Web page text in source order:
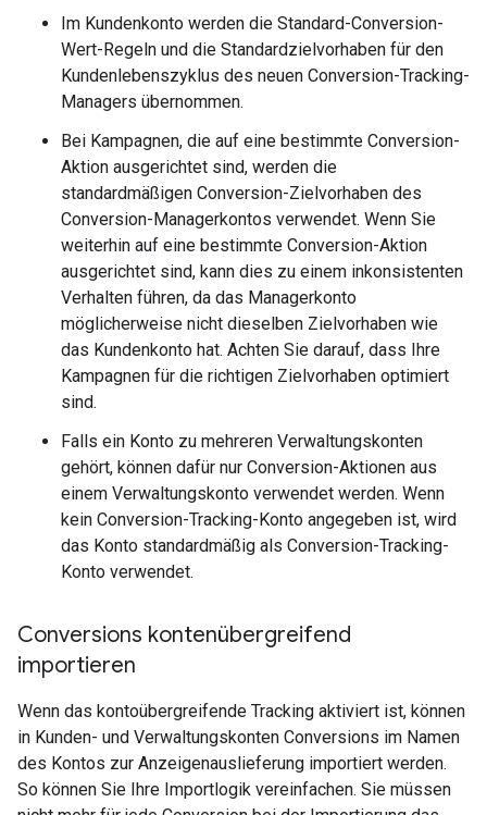
Im Kundenkonto werden die Standard-Conversion-
Wert-Regeln und die Standardzielvorhaben für den
Kundenlebenszyklus des neuen Conversion-Tracking-
Managers übernommen.
Bei Kampagnen, die auf eine bestimmte Conversion-
Aktion ausgerichtet sind, werden die
standardmäßigen Conversion-Zielvorhaben des
Conversion-Managerkontos verwendet. Wenn Sie
weiterhin auf eine bestimmte Conversion-Aktion
ausgerichtet sind, kann dies zu einem inkonsistenten
Verhalten führen, da das Managerkonto
möglicherweise nicht dieselben Zielvorhaben wie
das Kundenkonto hat. Achten Sie darauf, dass Ihre
Kampagnen für die richtigen Zielvorhaben optimiert
sind.
Falls ein Konto zu mehreren Verwaltungskonten
gehört, können dafür nur Conversion-Aktionen aus
einem Verwaltungskonto verwendet werden. Wenn
kein Conversion-Tracking-Konto angegeben ist, wird
das Konto standardmäßig als Conversion-Tracking-
Konto verwendet.
Conversions kontenübergreifend
importieren
Wenn das kontoübergreifende Tracking aktiviert ist, können
in Kunden- und Verwaltungskonten Conversions im Namen
des Kontos zur Anzeigenauslieferung importiert werden.
So können Sie Ihre Importlogik vereinfachen. Sie müssen